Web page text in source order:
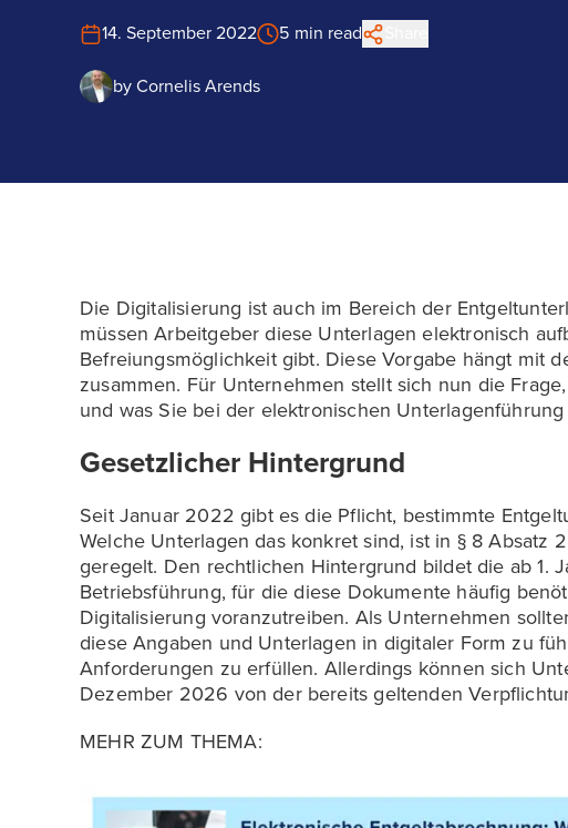
14. September 2022 5 min read
by Cornelis Arends
Die Digitalisierung ist auch im Bereich der
müssen Arbeitgeber diese Unterlagen elektronisch
Befreiungsmöglichkeit gibt. Diese Vorgabe hängt mit
zusammen. Für Unternehmen stellt sich nun die
und was Sie bei der elektronischen
Gesetzlicher Hintergrund
Seit Januar 2022 gibt es die Pflicht, bestimmte
Welche Unterlagen das konkret sind, ist in § 8 Absatz
geregelt. Den rechtlichen Hintergrund bildet die ab 1.
Betriebsführung, für die diese Dokumente häufig
Digitalisierung voranzutreiben. Als Unternehmen
diese Angaben und Unterlagen in digitaler Form zu
Anforderungen zu erfüllen. Allerdings können sich
Dezember 2026 von der bereits geltenden
MEHR ZUM THEMA: